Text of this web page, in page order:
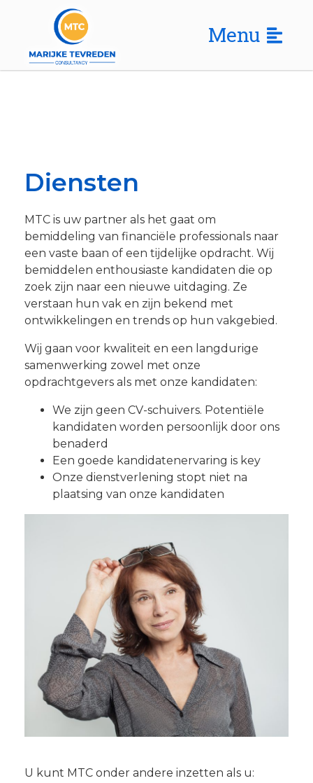
Menu
Diensten
MTC is uw partner als het gaat om
bemiddeling van financiële professionals naar
een vaste baan of een tijdelijke opdracht. Wij
bemiddelen enthousiaste kandidaten die op
zoek zijn naar een nieuwe uitdaging. Ze
verstaan hun vak en zijn bekend met
ontwikkelingen en trends op hun vakgebied.
Wij gaan voor kwaliteit en een langdurige
samenwerking zowel met onze
opdrachtgevers als met onze kandidaten:
We zijn geen CV-schuivers. Potentiële
kandidaten worden persoonlijk door ons
benaderd
Een goede kandidatenervaring is key
Onze dienstverlening stopt niet na
plaatsing van onze kandidaten
U kunt MTC onder andere inzetten als u: